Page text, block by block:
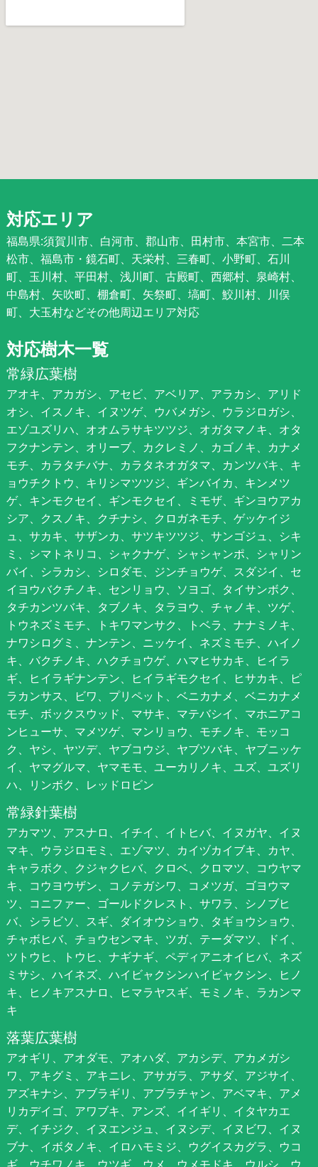
対応エリア
福島県:須賀川市、白河市、郡山市、田村市、本宮市、二本
松市、福島市・鏡石町、天栄村、三春町、小野町、石川
町、玉川村、平田村、浅川町、古殿町、西郷村、泉崎村、
中島村、矢吹町、棚倉町、矢祭町、塙町、鮫川村、川俣
町、大玉村などその他周辺エリア対応
対応樹木一覧
常緑広葉樹
アオキ、アカガシ、アセビ、アベリア、アラカシ、アリド
オシ、イスノキ、イヌツゲ、ウバメガシ、ウラジロガシ、
エゾユズリハ、オオムラサキツツジ、オガタマノキ、オタ
フクナンテン、オリーブ、カクレミノ、カゴノキ、カナメ
モチ、カラタチバナ、カラタネオガタマ、カンツバキ、キ
ョウチクトウ、キリシマツツジ、ギンバイカ、キンメツ
ゲ、キンモクセイ、ギンモクセイ、ミモザ、ギンヨウアカ
シア、クスノキ、クチナシ、クロガネモチ、ゲッケイジ
ュ、サカキ、サザンカ、サツキツツジ、サンゴジュ、シキ
ミ、シマトネリコ、シャクナゲ、シャシャンポ、シャリン
バイ、シラカシ、シロダモ、ジンチョウゲ、スダジイ、セ
イヨウバクチノキ、センリョウ、ソヨゴ、タイサンボク、
タチカンツバキ、タブノキ、タラヨウ、チャノキ、ツゲ、
トウネズミモチ、トキワマンサク、トベラ、ナナミノキ、
ナワシログミ、ナンテン、ニッケイ、ネズミモチ、ハイノ
キ、バクチノキ、ハクチョウゲ、ハマヒサカキ、ヒイラ
ギ、ヒイラギナンテン、ヒイラギモクセイ、ヒサカキ、ピ
ラカンサス、ビワ、プリペット、ベニカナメ、ベニカナメ
モチ、ボックスウッド、マサキ、マテバシイ、マホニアコ
ンヒューサ、マメツゲ、マンリョウ、モチノキ、モッコ
ク、ヤシ、ヤツデ、ヤブコウジ、ヤブツバキ、ヤブニッケ
イ、ヤマグルマ、ヤマモモ、ユーカリノキ、ユズ、ユズリ
ハ、リンボク、レッドロビン
常緑針葉樹
アカマツ、アスナロ、イチイ、イトヒバ、イヌガヤ、イヌ
マキ、ウラジロモミ、エゾマツ、カイヅカイブキ、カヤ、
キャラボク、クジャクヒバ、クロベ、クロマツ、コウヤマ
キ、コウヨウザン、コノテガシワ、コメツガ、ゴヨウマ
ツ、コニファー、ゴールドクレスト、サワラ、シノブヒ
バ、シラビソ、スギ、ダイオウショウ、タギョウショウ、
チャボヒバ、チョウセンマキ、ツガ、テーダマツ、ドイ、
ツトウヒ、トウヒ、ナギナギ、ペディアニオイヒバ、ネズ
ミサシ、ハイネズ、ハイビャクシンハイビャクシン、ヒノ
キ、ヒノキアスナロ、ヒマラヤスギ、モミノキ、ラカンマ
キ
落葉広葉樹
アオギリ、アオダモ、アオハダ、アカシデ、アカメガシ
ワ、アキグミ、アキニレ、アサガラ、アサダ、アジサイ、
アズキナシ、アブラギリ、アブラチャン、アベマキ、アメ
リカデイゴ、アワブキ、アンズ、イイギリ、イタヤカエ
デ、イチジク、イヌエンジュ、イヌシデ、イヌビワ、イヌ
ブナ、イボタノキ、イロハモミジ、ウグイスカグラ、ウコ